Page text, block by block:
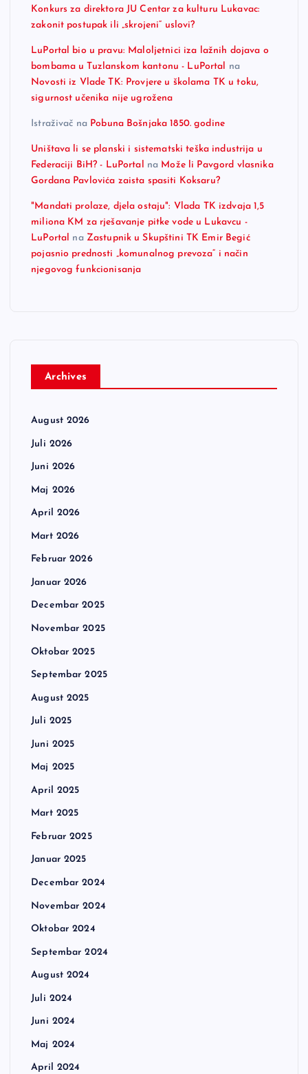
Konkurs za direktora JU Centar za kulturu Lukavac:
zakonit postupak ili „skrojeni“ uslovi?
LuPortal bio u pravu: Maloljetnici iza lažnih dojava o
bombama u Tuzlanskom kantonu - LuPortal
na
Novosti iz Vlade TK: Provjere u školama TK u toku,
sigurnost učenika nije ugrožena
Istraživač na Pobuna Bošnjaka 1850. godine
Uništava li se planski i sistematski teška industrija u
Federaciji BiH? - LuPortal
na Može li Pavgord vlasnika
Gordana Pavlovića zaista spasiti Koksaru?
"Mandati prolaze, djela ostaju": Vlada TK izdvaja 1,5
miliona KM za rješavanje pitke vode u Lukavcu -
LuPortal na Zastupnik u Skupštini TK Emir Begić
pojasnio prednosti „komunalnog prevoza“ i način
njegovog funkcionisanja
Archives
August 2026
Juli 2026
Juni 2026
Maj 2026
April 2026
Mart 2026
Februar 2026
Januar 2026
Decembar 2025
Novembar 2025
Oktobar 2025
Septembar 2025
August 2025
Juli 2025
Juni 2025
Maj 2025
April 2025
Mart 2025
Februar 2025
Januar 2025
Decembar 2024
Novembar 2024
Oktobar 2024
Septembar 2024
August 2024
Juli 2024
Juni 2024
Maj 2024
April 2024